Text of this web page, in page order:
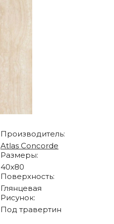
Производитель:
Atlas Concorde
Размеры:
40x80
Поверхность:
Глянцевая
Рисунок:
Под травертин